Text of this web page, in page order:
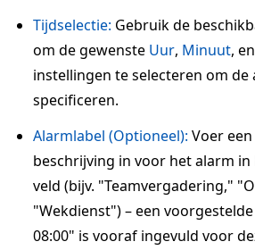
Tijdselectie: Gebruik de
om de gewenste Uur, Minuut, en
instellingen te selecteren om
specificeren.
Alarmlabel (Optioneel): Voer
beschrijving in voor het alarm
veld (bijv. "Teamvergadering,"
"Wekdienst") – een
08:00" is vooraf ingevuld voor